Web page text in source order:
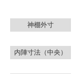
神棚外寸
内陣寸法（中央）